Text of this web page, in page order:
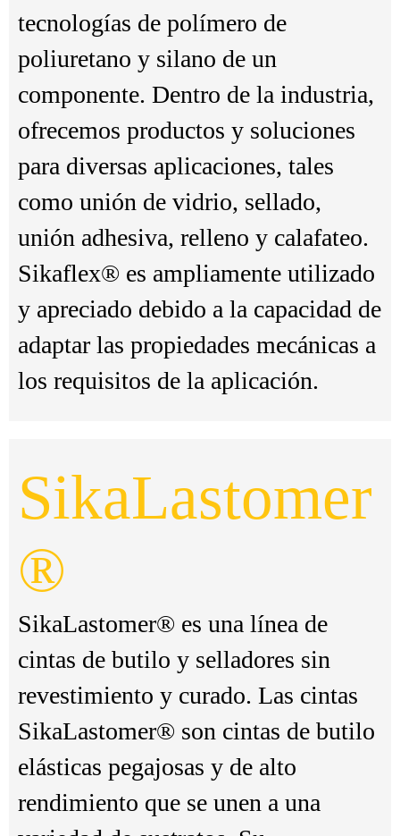
tecnologías de polímero de
poliuretano y silano de un
componente. Dentro de la industria,
ofrecemos productos y soluciones
para diversas aplicaciones, tales
como unión de vidrio, sellado,
unión adhesiva, relleno y calafateo.
Sikaflex® es ampliamente utilizado
y apreciado debido a la capacidad de
adaptar las propiedades mecánicas a
los requisitos de la aplicación.
SikaLastomer
®
SikaLastomer® es una línea de
cintas de butilo y selladores sin
revestimiento y curado. Las cintas
SikaLastomer® son cintas de butilo
elásticas pegajosas y de alto
rendimiento que se unen a una